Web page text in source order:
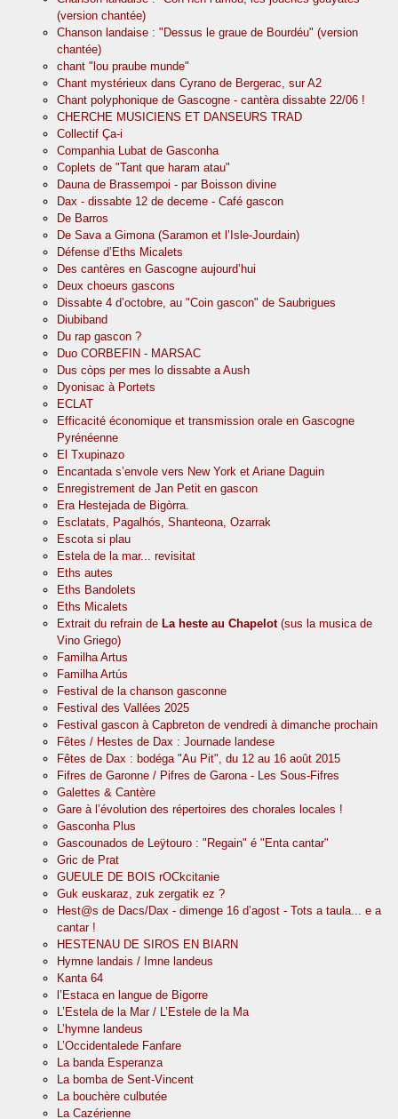
(version chantée)
Chanson landaise : "Dessus le graue de Bourdéu" (version
chantée)
chant "lou praube munde"
Chant mystérieux dans Cyrano de Bergerac, sur A2
Chant polyphonique de Gascogne - cantèra dissabte 22/06 !
CHERCHE MUSICIENS ET DANSEURS TRAD
Collectif Ça-i
Companhia Lubat de Gasconha
Coplets de "Tant que haram atau"
Dauna de Brassempoi - par Boisson divine
Dax - dissabte 12 de deceme - Café gascon
De Barros
De Sava a Gimona (Saramon et l’Isle-Jourdain)
Défense d’Eths Micalets
Des cantères en Gascogne aujourd’hui
Deux choeurs gascons
Dissabte 4 d’octobre, au "Coin gascon" de Saubrigues
Diubiband
Du rap gascon ?
Duo CORBEFIN - MARSAC
Dus còps per mes lo dissabte a Aush
Dyonisac à Portets
ECLAT
Efficacité économique et transmission orale en Gascogne
Pyrénéenne
El Txupinazo
Encantada s’envole vers New York et Ariane Daguin
Enregistrement de Jan Petit en gascon
Era Hestejada de Bigòrra.
Esclatats, Pagalhós, Shanteona, Ozarrak
Escota si plau
Estela de la mar... revisitat
Eths autes
Eths Bandolets
Eths Micalets
Extrait du refrain de La heste au Chapelot(sus la musica de
Vino Griego)
Familha Artus
Familha Artús
Festival de la chanson gasconne
Festival des Vallées 2025
Festival gascon à Capbreton de vendredi à dimanche prochain
Fêtes / Hestes de Dax : Journade landese
Fêtes de Dax : bodéga "Au Pit", du 12 au 16 août 2015
Fifres de Garonne / Pifres de Garona - Les Sous-Fifres
Galettes & Cantère
Gare à l’évolution des répertoires des chorales locales !
Gasconha Plus
Gascounados de Leÿtouro : "Regain" é "Enta cantar"
Gric de Prat
GUEULE DE BOIS rOCkcitanie
Guk euskaraz, zuk zergatik ez ?
Hest@s de Dacs/Dax - dimenge 16 d’agost - Tots a taula... e a
cantar !
HESTENAU DE SIROS EN BIARN
Hymne landais / Imne landeus
Kanta 64
l’Estaca en langue de Bigorre
L’Estela de la Mar / L’Estele de la Ma
L’hymne landeus
L’Occidentalede Fanfare
La banda Esperanza
La bomba de Sent-Vincent
La bouchère culbutée
La Cazérienne